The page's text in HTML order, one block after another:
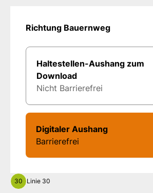
Richtung Bauernweg
Haltestellen-Aushang zum
Download
Nicht Barrierefrei
Digitaler Aushang
Barrierefrei
30 Linie 30